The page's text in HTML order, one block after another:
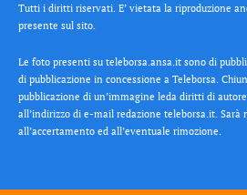
Tutti i diritti riservati. E’ vietata la riproduzione
presente sul sito.
Le foto presenti su teleborsa.ansa.it sono di
di pubblicazione in concessione a Teleborsa.
pubblicazione di un’immagine leda diritti di
all’indirizzo di e-mail redazione teleborsa.it. Sarà
all’accertamento ed all’eventuale rimozione.